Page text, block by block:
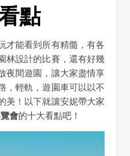
點
才能看到所有精髓，有各
林設計的比賽，還有好幾
夜間遊園，讓大家盡情享
，輕軌，遊園車可以以不
美！以下就讓安妮帶大家
會的十大看點吧！